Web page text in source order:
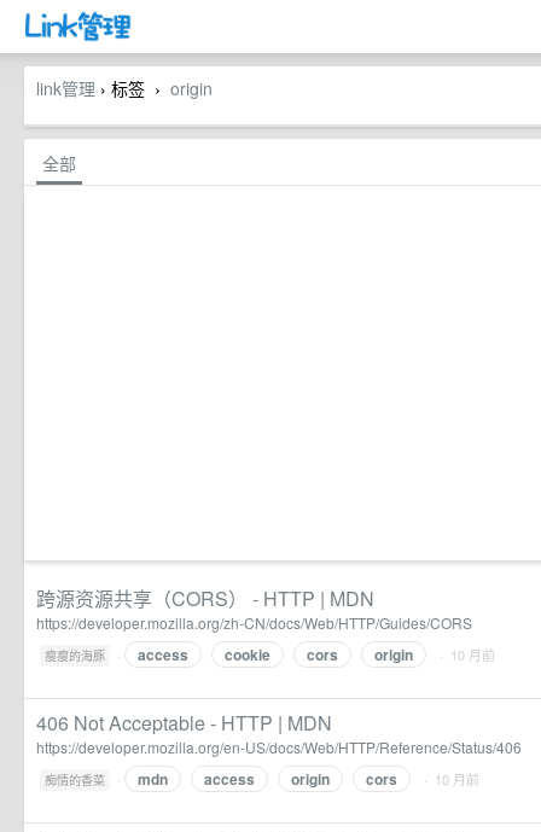
link管理 › 标签 › origin
全部
跨源资源共享（CORS） - HTTP | MDN
https://developer.mozilla.org/zh-CN/docs/Web/HTTP/Guides/CORS
瘦瘦的海豚 · access cookie cors origin · 10 月前
406 Not Acceptable - HTTP | MDN
https://developer.mozilla.org/en-US/docs/Web/HTTP/Reference/Status/406
痴情的香菜 · mdn access origin cors · 10 月前